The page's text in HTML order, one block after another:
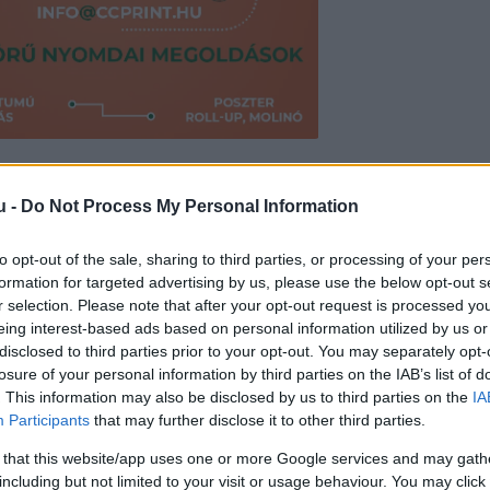
- Do Not Process My Personal Information
opt-out of the sale, sharing to third parties, or processing of your
for targeted advertising by us, please use the below opt-out
selection. Please note that after your opt-out request is processed
interest-based ads based on personal information utilized by us
to third parties prior to your opt-out. You may separately
of your personal information by third parties on the IAB’s list of
This information may also be disclosed by us to third parties on the
Participants that may further disclose it to other third parties.
that this website/app uses one or more Google services and may
but not limited to your visit or usage behaviour. You may
sok napsütésre számítsunk.
űzte a szmogos levegőt, így igazi
a hőmérséklet, az égen fátyol- és gomolyfelhők
számíthatunk. Hétfőn pedig akár 20 fokig
Reddit Telegram Email